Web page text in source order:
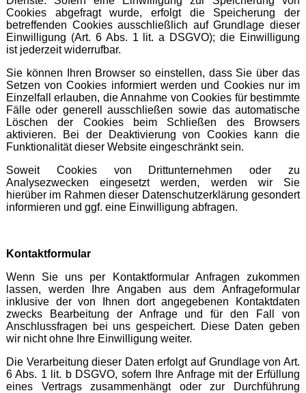
Cookies abgefragt wurde, erfolgt die Speicherung der
betreffenden Cookies ausschließlich auf Grundlage dieser
Einwilligung (Art. 6 Abs. 1 lit. a DSGVO); die Einwilligung
ist jederzeit widerrufbar.
Sie können Ihren Browser so einstellen, dass Sie über das
Setzen von Cookies informiert werden und Cookies nur im
Einzelfall erlauben, die Annahme von Cookies für bestimmte
Fälle oder generell ausschließen sowie das automatische
Löschen der Cookies beim Schließen des Browsers
aktivieren. Bei der Deaktivierung von Cookies kann die
Funktionalität dieser Website eingeschränkt sein.
Soweit Cookies von Drittunternehmen oder zu
Analysezwecken eingesetzt werden, werden wir Sie
hierüber im Rahmen dieser Datenschutzerklärung gesondert
informieren und ggf. eine Einwilligung abfragen.
Kontaktformular
Wenn Sie uns per Kontaktformular Anfragen zukommen
lassen, werden Ihre Angaben aus dem Anfrageformular
inklusive der von Ihnen dort angegebenen Kontaktdaten
zwecks Bearbeitung der Anfrage und für den Fall von
Anschlussfragen bei uns gespeichert. Diese Daten geben
wir nicht ohne Ihre Einwilligung weiter.
Die Verarbeitung dieser Daten erfolgt auf Grundlage von Art.
6 Abs. 1 lit. b DSGVO, sofern Ihre Anfrage mit der Erfüllung
eines Vertrags zusammenhängt oder zur Durchführung